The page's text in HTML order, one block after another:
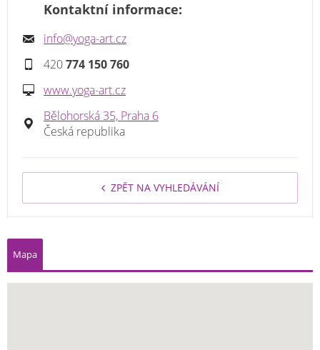
Kontaktní informace:
info@yoga-art.cz
420774 150 760
www.yoga-art.cz
Bělohorská 35, Praha 6
Česká republika
ZPĚT NA VYHLEDÁVÁNÍ
Mapa